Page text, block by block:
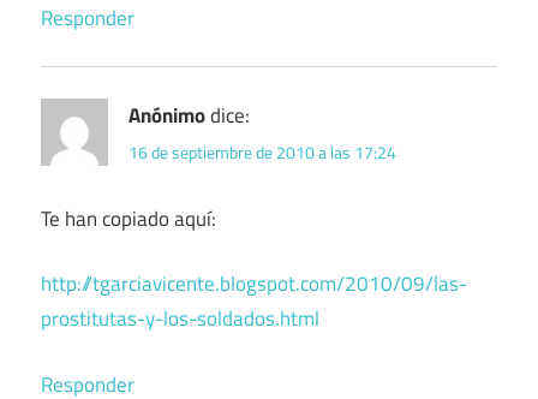
Responder
Anónimodice:
16 de septiembre de 2010 a las 17:24
Te han copiado aquí:
http://tgarciavicente.blogspot.com/2010/09/las-
prostitutas-y-los-soldados.html
Responder